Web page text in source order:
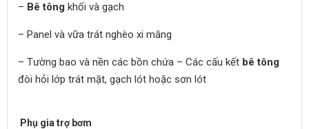
– Bê tông khối và gạch
– Panel và vữa trát nghèo xi măng
– Tường bao và nền các bồn chứa – Các cấu kết bê tông
đòi hỏi lớp trát mặt, gạch lót hoặc sơn lót
Phụ gia trợ bơm